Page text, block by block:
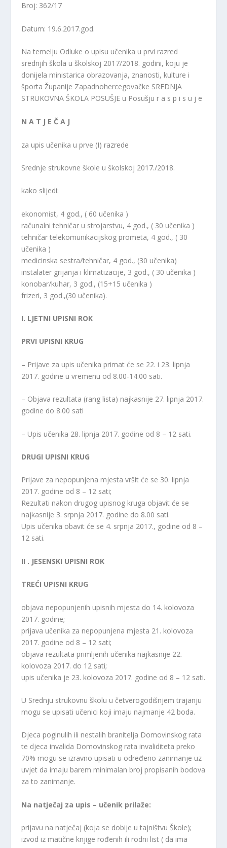
Broj: 362/17
Datum: 19.6.2017.god.
Na temelju Odluke o upisu učenika u prvi razred
srednjih škola u školskoj 2017/2018. godini, koju je
donijela ministarica obrazovanja, znanosti, kulture i
športa Županije Zapadnohercegovačke SREDNJA
STRUKOVNA ŠKOLA POSUŠJE u Posušju r a s p i s u j e
N A T J E Č A J
za upis učenika u prve (I) razrede
Srednje strukovne škole u školskoj 2017./2018.
kako slijedi:
ekonomist, 4 god., ( 60 učenika )
računalni tehničar u strojarstvu, 4 god., ( 30 učenika )
tehničar telekomunikacijskog prometa, 4 god., ( 30
učenika )
medicinska sestra/tehničar, 4 god., (30 učenika)
instalater grijanja i klimatizacije, 3 god., ( 30 učenika )
konobar/kuhar, 3 god., (15+15 učenika )
frizeri, 3 god.,(30 učenika).
I. LJETNI UPISNI ROK
PRVI UPISNI KRUG
– Prijave za upis učenika primat će se 22. i 23. lipnja
2017. godine u vremenu od 8.00-14.00 sati.
– Objava rezultata (rang lista) najkasnije 27. lipnja 2017.
godine do 8.00 sati
– Upis učenika 28. lipnja 2017. godine od 8 – 12 sati.
DRUGI UPISNI KRUG
Prijave za nepopunjena mjesta vršit će se 30. lipnja
2017. godine od 8 – 12 sati;
Rezultati nakon drugog upisnog kruga objavit će se
najkasnije 3. srpnja 2017. godine do 8.00 sati.
Upis učenika obavit će se 4. srpnja 2017., godine od 8 –
12 sati.
II . JESENSKI UPISNI ROK
TREĆI UPISNI KRUG
objava nepopunjenih upisnih mjesta do 14. kolovoza
2017. godine;
prijava učenika za nepopunjena mjesta 21. kolovoza
2017. godine od 8 – 12 sati;
objava rezultata primljenih učenika najkasnije 22.
kolovoza 2017. do 12 sati;
upis učenika je 23. kolovoza 2017. godine od 8 – 12 sati.
U Srednju strukovnu školu u četverogodišnjem trajanju
mogu se upisati učenici koji imaju najmanje 42 boda.
Djeca poginulih ili nestalih branitelja Domovinskog rata
te djeca invalida Domovinskog rata invaliditeta preko
70% mogu se izravno upisati u određeno zanimanje uz
uvjet da imaju barem minimalan broj propisanih bodova
za to zanimanje.
Na natječaj za upis – učenik prilaže:
prijavu na natječaj (koja se dobije u tajništvu Škole);
izvod iz matične knjige rođenih ili rodni list ( da ima